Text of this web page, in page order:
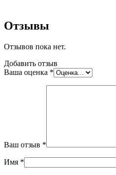
Отзывы
Отзывов пока нет.
Добавить отзыв
Ваша оценка *
Ваш отзыв *
Имя *